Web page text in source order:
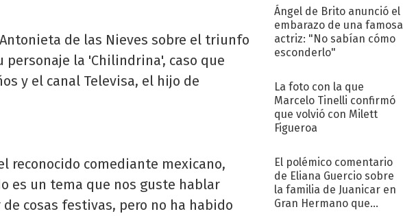
de las Nieves sobre el triunfo
la 'Chilindrina', caso que
y el canal Televisa, el hijo de
reconocido comediante mexicano,
es un tema que nos guste hablar
cosas festivas, pero no ha habido
Ángel de Brito anunció el
embarazo de una famosa
actriz: "No sabían cómo
esconderlo"
La foto con la que
Marcelo Tinelli confirmó
que volvió con Milett
Figueroa
El polémico comentario
de Eliana Guercio sobre
la familia de Juanicar en
Gran Hermano que